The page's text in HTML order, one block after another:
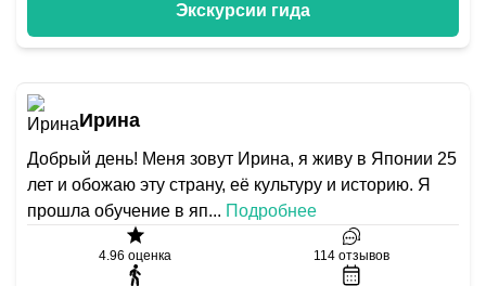
Экскурсии гида
Ирина
Добрый день! Меня зовут Ирина, я живу в Японии 25
лет и обожаю эту страну, её культуру и историю. Я
прошла обучение в яп... Подробнее
4.96 оценка 114 отзывов